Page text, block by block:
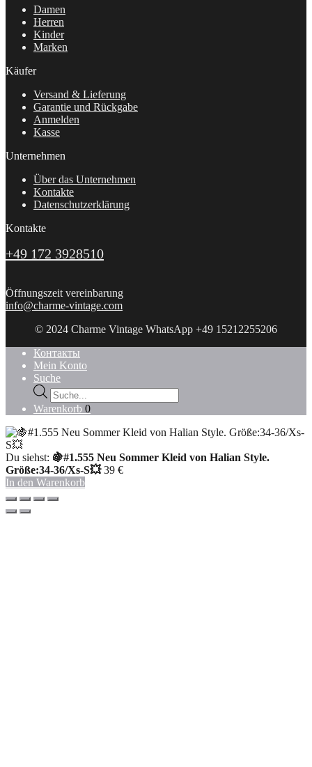
Damen
Herren
Kinder
Marken
Käufer
Versand & Lieferung
Garantie und Rückgabe
Anmelden
Kasse
Unternehmen
Über das Unternehmen
Kontakte
Datenschutzerklärung
Kontakte
+49 172 3928510
Öffnungszeit vereinbarung
info@charme-vintage.com
© 2024 Charme Vintage WhatsApp +49 15212255206
Контакты
Mein Konto
Suche
Products
search
Warenkorb 0
Du siehst: 🍇#1.555 Neu Sommer Kleid von Halian Style.
Größe:34-36/Xs-S💥 39 €
In den Warenkorb